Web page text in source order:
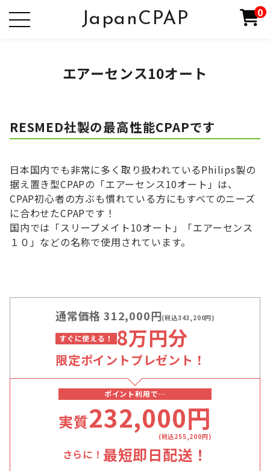
JapanCPAP 0
エアーセンス10オート
RESMED社製の最高性能CPAPです
日本国内でも非常に多く取り扱われているPhilips製の
据え置き型CPAPの「エアーセンス10オート」は、
CPAP初心者の方ぶも慣れている方にもすべてのニーズ
に合わせたCPAPです！
国内では「スリープメイト10オート」「エアーセンス
１０」などの名称で使用されています。
通常価格 312,000円(税込343,200円)
すぐに使える！ 8万円分
限定ポイントプレゼント！
ポイント利用で…
実質232,000円
(税込255,200円)
さらに！ 最短即日配送！